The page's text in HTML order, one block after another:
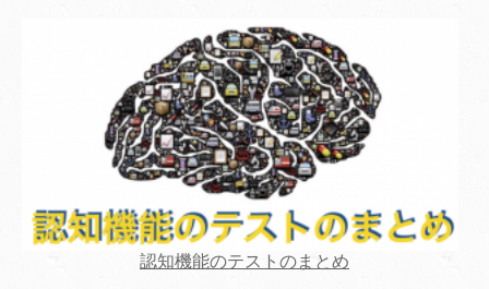
認知機能のテストのまとめ